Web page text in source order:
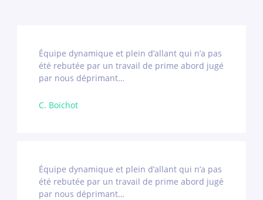
Équipe dynamique et plein d’allant qui n’a pas
été rebutée par un travail de prime abord jugé
par nous déprimant…
C. Boichot
Équipe dynamique et plein d’allant qui n’a pas
été rebutée par un travail de prime abord jugé
par nous déprimant…